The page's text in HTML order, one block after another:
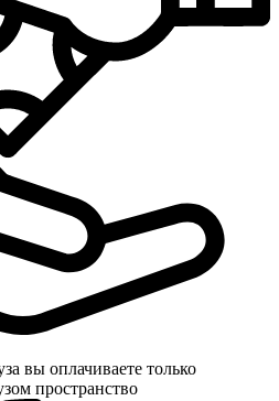
вы оплачиваете только
пространство